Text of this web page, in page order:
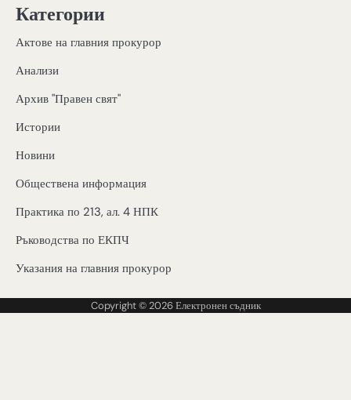
Категории
Актове на главния прокурор
Анализи
Архив "Правен свят"
Истории
Новини
Обществена информация
Практика по 213, ал. 4 НПК
Ръководства по ЕКПЧ
Указания на главния прокурор
Copyright © 2026Електронен съдник